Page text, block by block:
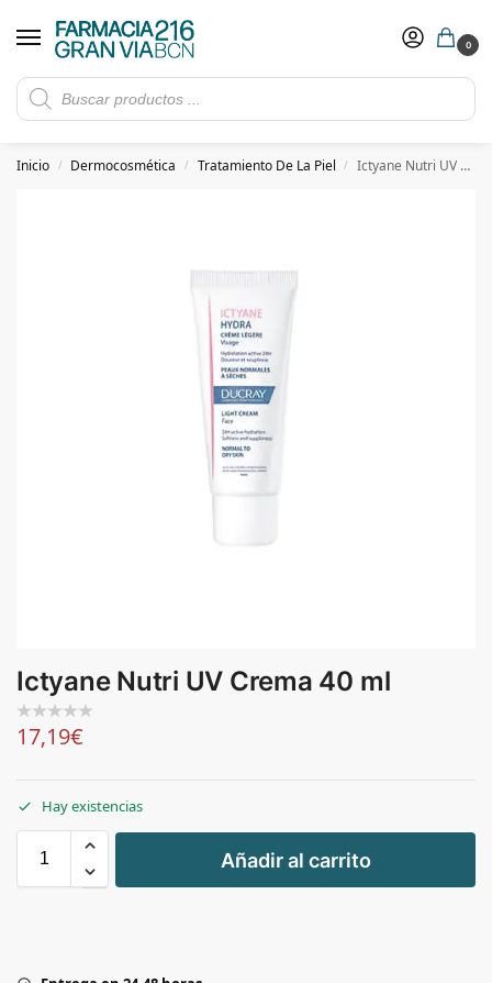
0
Rebajas de verano hasta -30%
​ 5€ de descuento con el cupón 5GRANVIA (compras superiores a 150€)
Inicio / Dermocosmética / Tratamiento De La Piel / Ictyane Nutri UV Crema 40 ml
Ictyane Nutri UV Crema 40 ml
17,19€
Hay existencias
+
-
Añadir al carrito